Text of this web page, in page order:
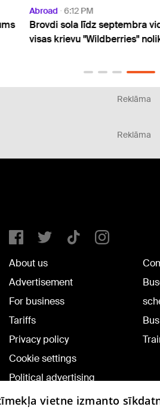
Abroad 6:12 PM
Brovdi sola līdz septembra
visas krievu "Wildberries"
Reklāma
Reklāma
About us
Advertisement
For business
Tariffs
Privacy policy
Cookie settings
Political advertising
Cookie policyvietne izmanto